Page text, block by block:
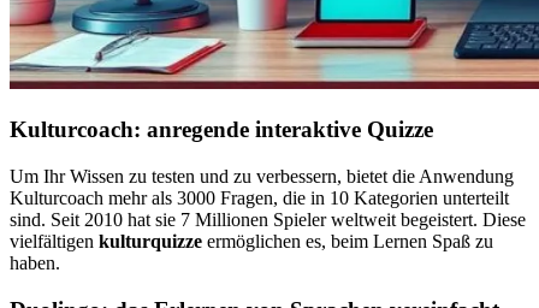
Kulturcoach: anregende interaktive Quizze
Um Ihr Wissen zu testen und zu verbessern, bietet die Anwendung
Kulturcoach mehr als 3000 Fragen, die in 10 Kategorien unterteilt
sind. Seit 2010 hat sie 7 Millionen Spieler weltweit begeistert. Diese
vielfältigen kulturquizze ermöglichen es, beim Lernen Spaß zu
haben.